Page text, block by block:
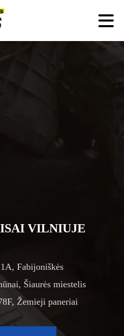
VILNIUJE
Fabijoniškės
Šiaurės miestelis
Žemieji paneriai